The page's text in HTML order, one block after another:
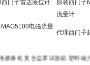
门子雷达液位计
原装西门子
流量计
电磁流量
代理西门子
络摄像机 复合盐雾试验箱塑料